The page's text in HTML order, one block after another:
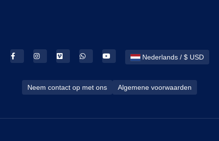
Nederlands / $ USD
Neem contact op met ons Algemene voorwaarden